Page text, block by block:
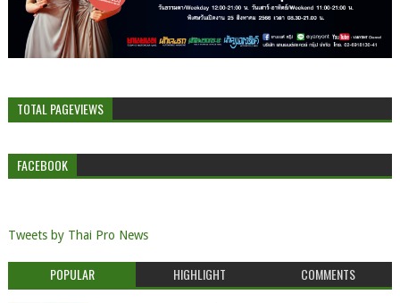
TOTAL PAGEVIEWS
FACEBOOK
Tweets by Thai Pro News
POPULAR HIGHLIGHT COMMENTS